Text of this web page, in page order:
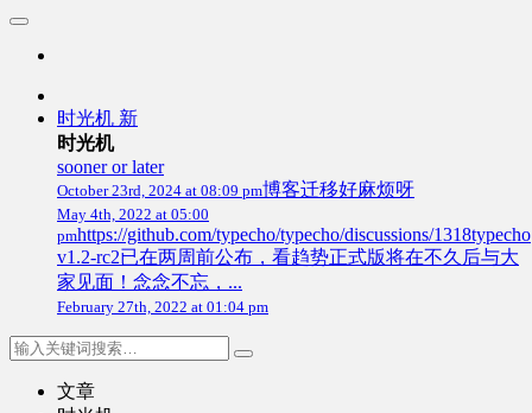
时光机 新
时光机
sooner or later
October 23rd, 2024 at 08:09 pm博客迁移好麻烦呀
May 4th, 2022 at 05:00
pmhttps://github.com/typecho/typecho/discussions/1318typecho
v1.2-rc2已在两周前公布，看趋势正式版将在不久后与大
家见面！念念不忘，...
February 27th, 2022 at 01:04 pm
文章